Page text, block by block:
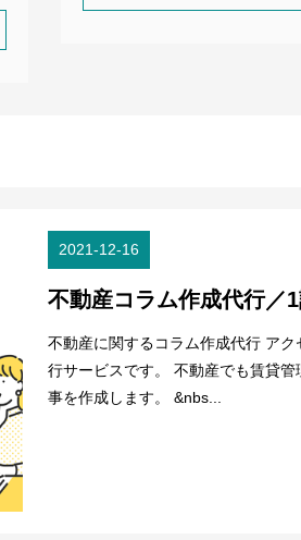
2021-12-16
不動産コラム作成代行／
不動産に関するコラム作成代行 ア
行サービスです。 不動産でも賃貸
事を作成します。 &nbs...